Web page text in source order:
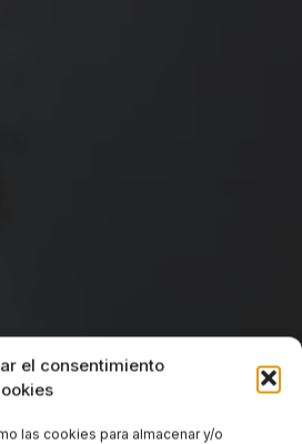
el consentimiento
las cookies para almacenar y/o